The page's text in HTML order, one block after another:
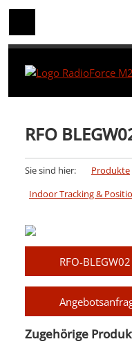
RFO
Sie sind hier: Produkte
Indoor Tracking &
RFO-BLEGW02
Zugehörige